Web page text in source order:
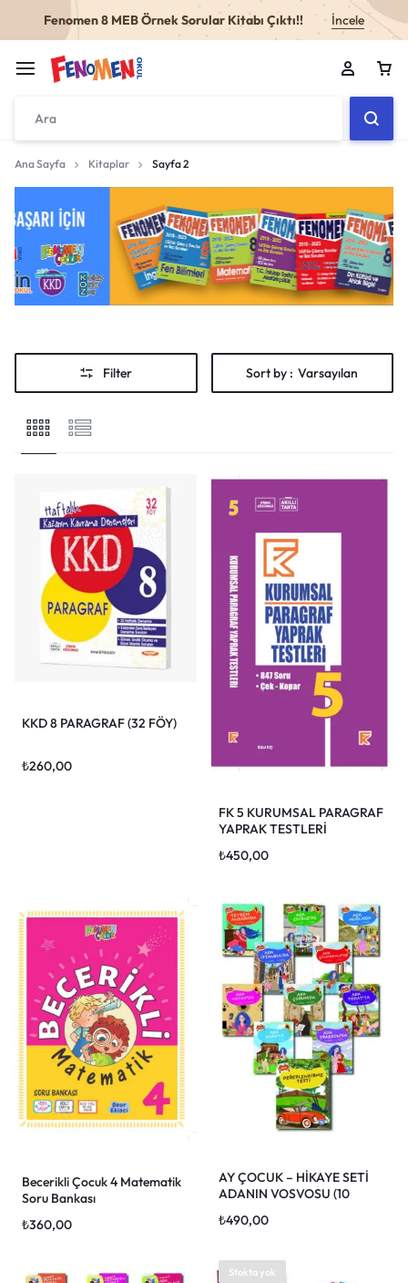
Fenomen 8 MEB Örnek Sorular Kitabı Çıktı!! İncele
Sepetiniz boş
Don't miss out on great deals! Start shopping or
Sign in to view products added.
Shop What's New
Ana Sayfa Kitaplar Sayfa 2
Filter Sort by : Varsayılan
KKD 8 PARAGRAF (32 FÖY)
₺260,00
FK 5 KURUMSAL PARAGRAF
YAPRAK TESTLERİ
₺450,00
Becerikli Çocuk 4 Matematik
Soru Bankası
₺360,00
AY ÇOCUK – HİKAYE SETİ
ADANIN VOSVOSU (10
₺490,00
Stokta yok